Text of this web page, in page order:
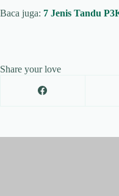
Baca juga: 7 Jenis Tandu
Share your love